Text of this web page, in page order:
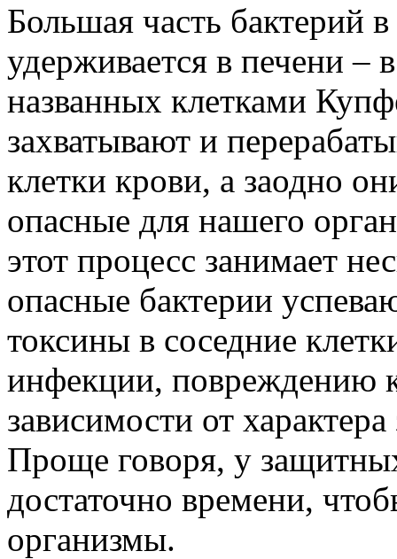
Большая часть бактерий
удерживается в печени –
названных клетками
захватывают и
клетки крови, а заодно
опасные для нашего
этот процесс занимает
опасные бактерии
токсины в соседние
инфекции, повреждению
зависимости от
Проще говоря, у
достаточно времени,
организмы.